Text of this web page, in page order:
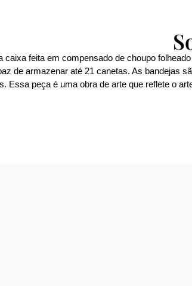
caixa feita em compensado de choupo
de armazenar até 21 canetas. As bandejas
Essa peça é uma obra de arte que reflete o